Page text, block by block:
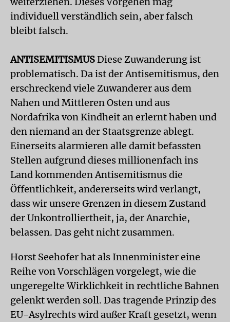
individuell verständlich sein, aber falsch
bleibt falsch.
ANTISEMITISMUSDiese Zuwanderung ist
problematisch. Da ist der Antisemitismus, den
erschreckend viele Zuwanderer aus dem
Nahen und Mittleren Osten und aus
Nordafrika von Kindheit an erlernt haben und
den niemand an der Staatsgrenze ablegt.
Einerseits alarmieren alle damit befassten
Stellen aufgrund dieses millionenfach ins
Land kommenden Antisemitismus die
Öffentlichkeit, andererseits wird verlangt,
dass wir unsere Grenzen in diesem Zustand
der Unkontrolliertheit, ja, der Anarchie,
belassen. Das geht nicht zusammen.
Horst Seehofer hat als Innenminister eine
Reihe von Vorschlägen vorgelegt, wie die
ungeregelte Wirklichkeit in rechtliche Bahnen
gelenkt werden soll. Das tragende Prinzip des
EU-Asylrechts wird außer Kraft gesetzt, wenn